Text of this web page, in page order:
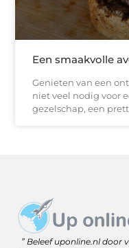
Een smaakvolle
Genieten van een
niet veel nodig voor
gezelschap, een
” Beleef uponline.nl door